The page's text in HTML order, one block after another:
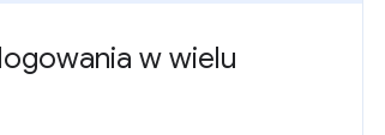
w wielu